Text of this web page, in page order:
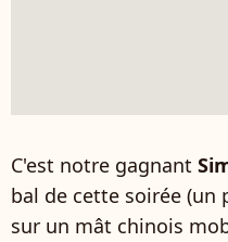
C'est notre gagnant
bal de cette soirée (un
sur un mât chinois